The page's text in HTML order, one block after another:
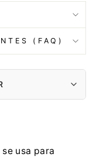
(FAQ)
usa para